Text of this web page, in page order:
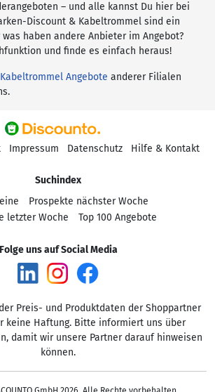
– und alle kannst Du hier bei
Discount & Kabeltrommel sind ein
haben andere Anbieter im Angebot?
und finde es einfach heraus!
Kabeltrommel Angebote anderer Filialen
Impressum Datenschutz Hilfe & Kontakt
Suchindex
Prospekte nächster Woche
letzter Woche
Top 100 Angebote
Folge uns auf Social Media
Preis- und Produktdaten der Shoppartner
keine Haftung. Bitte informiert uns über
damit wir unsere Partner darauf hinweisen
können.